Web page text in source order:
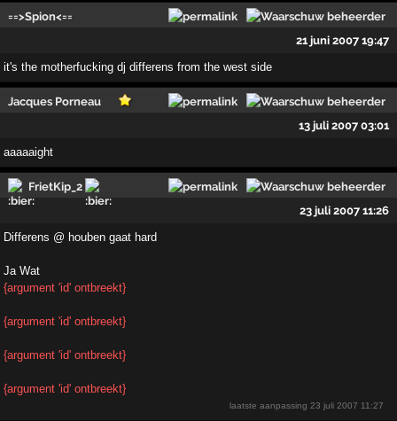
==>Spion<==
21 juni 2007 19:47
it's the motherfucking dj differens from the west side
Jacques Porneau
13 juli 2007 03:01
aaaaaight
FrietKip_2
23 juli 2007 11:26
Differens @ houben gaat hard
Ja Wat
{argument 'id' ontbreekt}
{argument 'id' ontbreekt}
{argument 'id' ontbreekt}
{argument 'id' ontbreekt}
laatste aanpassing23 juli 2007 11:27